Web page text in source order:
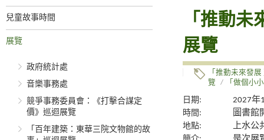
兒童故事時間
展覽
政府統計處
音樂事務處
競爭事務委員會：《打擊合謀定
價》巡迴展覽
「百年建築：東華三院文物館的故
「推動
展覽
「推動未來發
覽
/ 「做個小
日期:
2027年
時間:
圖書館
地點:
上水公